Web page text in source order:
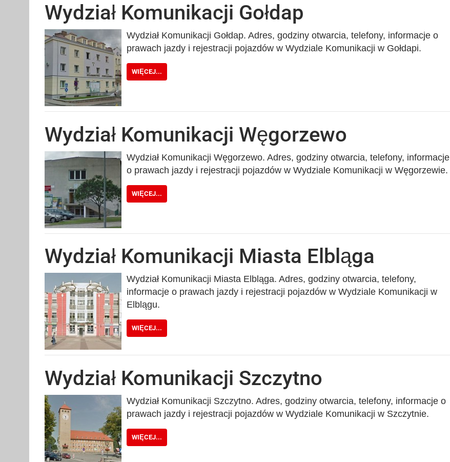
Wydział Komunikacji Gołdap
Wydział Komunikacji Gołdap. Adres, godziny otwarcia, telefony, informacje o
prawach jazdy i rejestracji pojazdów w Wydziale Komunikacji w Gołdapi.
WIĘCEJ...
Wydział Komunikacji Węgorzewo
Wydział Komunikacji Węgorzewo. Adres, godziny otwarcia, telefony, informacje
o prawach jazdy i rejestracji pojazdów w Wydziale Komunikacji w Węgorzewie.
WIĘCEJ...
Wydział Komunikacji Miasta Elbląga
Wydział Komunikacji Miasta Elbląga. Adres, godziny otwarcia, telefony,
informacje o prawach jazdy i rejestracji pojazdów w Wydziale Komunikacji w
Elblągu.
WIĘCEJ...
Wydział Komunikacji Szczytno
Wydział Komunikacji Szczytno. Adres, godziny otwarcia, telefony, informacje o
prawach jazdy i rejestracji pojazdów w Wydziale Komunikacji w Szczytnie.
WIĘCEJ...